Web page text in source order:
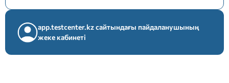
app.testcenter.kz сайтындағы пайдаланушының
жеке кабинеті